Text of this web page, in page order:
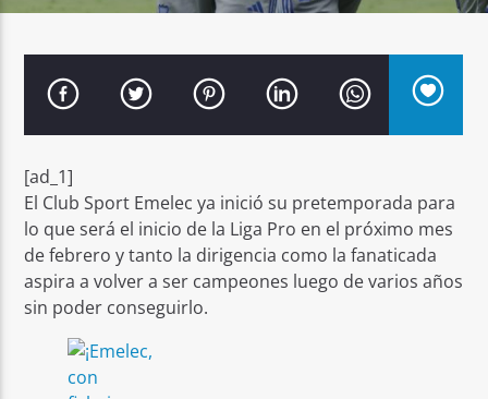
Señal FM
[ad_1]
El Club Sport Emelec ya inició su pretemporada para
lo que será el inicio de la Liga Pro en el próximo mes
de febrero y tanto la dirigencia como la fanaticada
aspira a volver a ser campeones luego de varios años
sin poder conseguirlo.